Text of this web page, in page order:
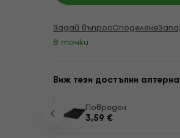
Задай въпросСподеляне
8 точки
Виж тези достъпни
Повреден
3,59 €